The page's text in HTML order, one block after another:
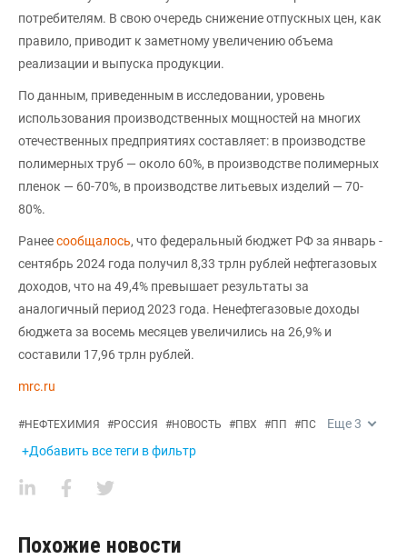
потребителям. В свою очередь снижение отпускных цен, как
правило, приводит к заметному увеличению объема
реализации и выпуска продукции.
По данным, приведенным в исследовании, уровень
использования производственных мощностей на многих
отечественных предприятиях составляет: в производстве
полимерных труб — около 60%, в производстве полимерных
пленок — 60-70%, в производстве литьевых изделий — 70-
80%.
Ранеесообщалось, что федеральный бюджет РФ за январь -
сентябрь 2024 года получил 8,33 трлн рублей нефтегазовых
доходов, что на 49,4% превышает результаты за
аналогичный период 2023 года. Ненефтегазовые доходы
бюджета за восемь месяцев увеличились на 26,9% и
составили 17,96 трлн рублей.
mrc.ru
#НЕФТЕХИМИЯ #РОССИЯ #НОВОСТЬ #ПВХ #ПП #ПС Еще3
+Добавить все теги в фильтр
Похожие новости